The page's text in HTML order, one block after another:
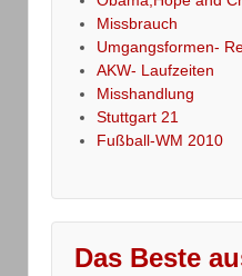
Missbrauch
Umgangsformen-
AKW- Laufzeiten
Misshandlung
Stuttgart 21
Fußball-WM 2010
Das Beste